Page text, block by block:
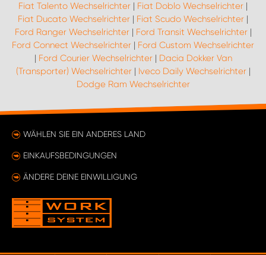
Fiat Talento Wechselrichter | Fiat Doblo Wechselrichter |
Fiat Ducato Wechselrichter | Fiat Scudo Wechselrichter |
Ford Ranger Wechselrichter| Ford Transit Wechselrichter|
Ford Connect Wechselrichter | Ford Custom Wechselrichter
| Ford Courier Wechselrichter| Dacia Dokker Van
(Transporter) Wechselrichter| Iveco Daily Wechselrichter|
Dodge Ram Wechselrichter
WÄHLEN SIE EIN ANDERES LAND
EINKAUFSBEDINGUNGEN
ÄNDERE DEINE EINWILLIGUNG